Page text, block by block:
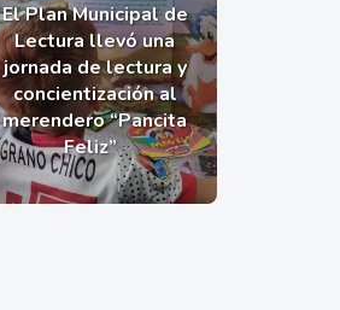
El Plan Municipal de
Lectura llevó una
jornada de lectura y
concientización al
merendero “Pancita
Feliz”